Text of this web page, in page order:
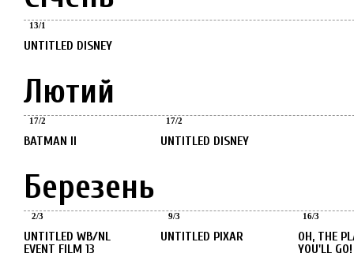
13/1
UNTITLED DISNEY
Лютий
17/2
BATMAN II
17/2
UNTITLED DISNEY
Березень
2/3
UNTITLED WB/NL
EVENT FILM 13
9/3
UNTITLED PIXAR
16/3
OH, THE PLACES
YOU'LL GO!